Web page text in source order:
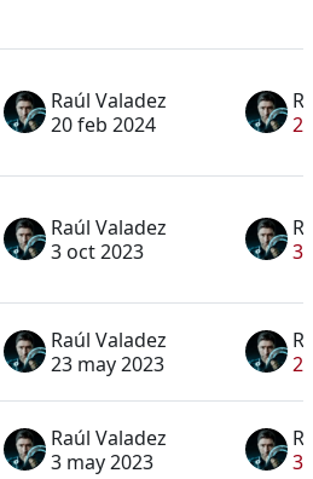
Raúl Valadez
20 feb 2024
Raúl Valadez
3 oct 2023
3
Raúl Valadez
23 may 2023
Raúl Valadez
3 may 2023
3